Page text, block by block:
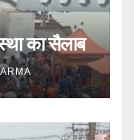
का सैलाब